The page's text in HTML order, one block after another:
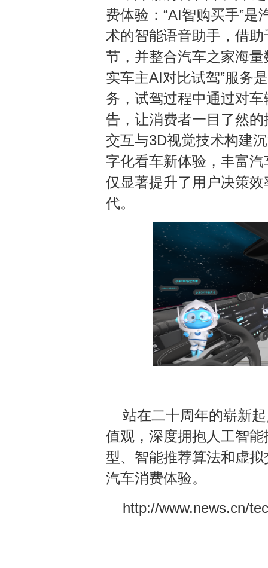
费体验：“AI智购买手”
术的智能语音助手，借
节，并整合汽车之家海
实车主AI对比试驾”服务
务，试驾过程中通过对
告，让消费者一目了然
交互与3D视觉技术构建
字化看车新体验，丰富
仅显著提升了用户决策效
代。
站在二十周年的崭新
值观，深度拥抱人工智
型、智能推荐算法和虚
汽车消费体验。
http://www.news.cn/